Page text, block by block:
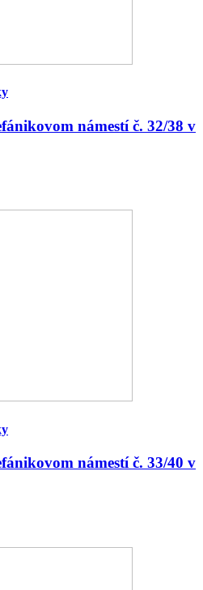
námestí č. 32/38 v
námestí č. 33/40 v